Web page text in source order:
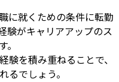
に就くための条件に転勤
験がキャリアアップのス
験を積み重ねることで、
るでしょう。